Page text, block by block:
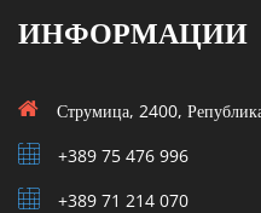
ИНФОРМАЦИИ
Струмица, 2400,
+389 75 476 996
+389 71 214 070